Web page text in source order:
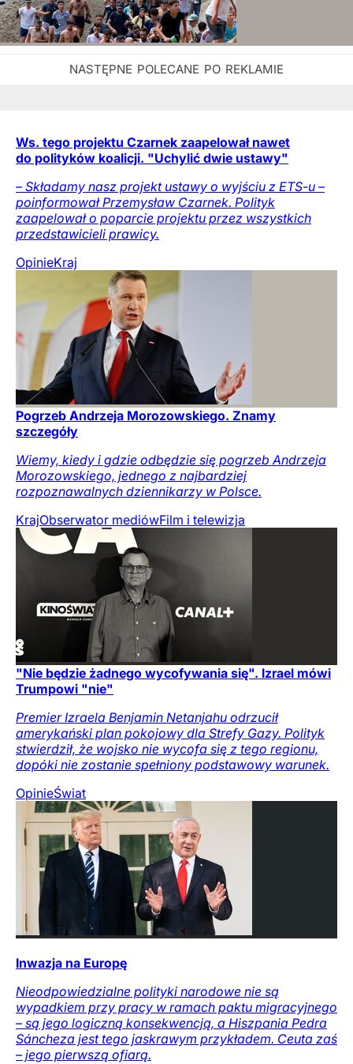
Ws. tego projektu Czarnek zaapelował nawet
do polityków koalicji. "Uchylić dwie ustawy"
– Składamy nasz projekt ustawy o wyjściu z ETS-u –
poinformował Przemysław Czarnek. Polityk
zaapelował o poparcie projektu przez wszystkich
przedstawicieli prawicy.
OpinieKraj
Pogrzeb Andrzeja Morozowskiego. Znamy
szczegóły
Wiemy, kiedy i gdzie odbędzie się pogrzeb Andrzeja
Morozowskiego, jednego z najbardziej
rozpoznawalnych dziennikarzy w Polsce.
KrajObserwator mediówFilm i telewizja
"Nie będzie żadnego wycofywania się". Izrael mówi
Trumpowi "nie"
Premier Izraela Benjamin Netanjahu odrzucił
amerykański plan pokojowy dla Strefy Gazy. Polityk
stwierdził, że wojsko nie wycofa się z tego regionu,
dopóki nie zostanie spełniony podstawowy warunek.
OpinieŚwiat
Inwazja na Europę
Nieodpowiedzialne polityki narodowe nie są
wypadkiem przy pracy w ramach paktu migracyjnego
– są jego logiczną konsekwencją, a Hiszpania Pedra
Sáncheza jest tego jaskrawym przykładem. Ceuta zaś
– jego pierwszą ofiarą.